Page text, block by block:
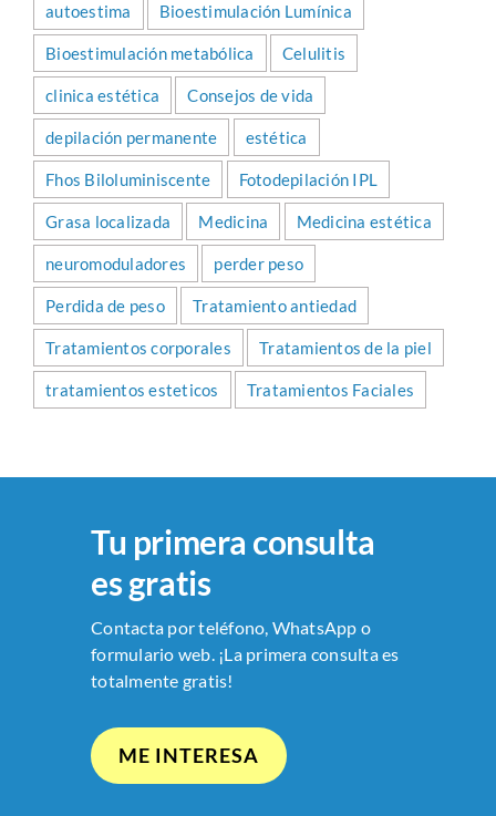
autoestima Bioestimulación Lumínica
Bioestimulación metabólica Celulitis
clinica estética Consejos de vida
depilación permanente estética
Fhos Biloluminiscente Fotodepilación IPL
Grasa localizada Medicina Medicina estética
neuromoduladores perder peso
Perdida de peso Tratamiento antiedad
Tratamientos corporales Tratamientos de la piel
tratamientos esteticos Tratamientos Faciales
Tu primera consulta
es gratis
Contacta por teléfono, WhatsApp o
formulario web. ¡La primera consulta es
totalmente gratis!
ME INTERESA